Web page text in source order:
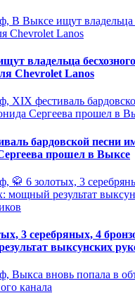
владельца бесхозного
Chevrolet Lanos
бардовской песни
прошел в Выксе
3 серебряных, 4
выксунских